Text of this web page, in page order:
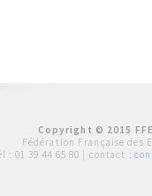
Copyright © 2015
Fédération Française des
: 01 39 44 65 80 | contact :